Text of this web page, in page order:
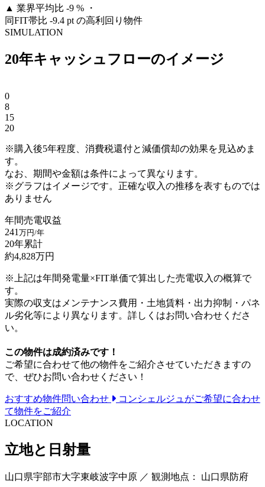
▲ 業界平均比 -9 % ・
同FIT帯比 -9.4 pt の高利回り物件
SIMULATION
20年キャッシュフローのイメージ
0
8
15
20
※購入後5年程度、消費税還付と減価償却の効果を見込めま
す。
なお、期間や金額は条件によって異なります。
※グラフはイメージです。正確な収入の推移を表すものでは
ありません
年間売電収益
241 万円/年
20年累計
約4,828万円
※上記は年間発電量×FIT単価で算出した売電収入の概算で
す。
実際の収支はメンテナンス費用・土地賃料・出力抑制・パネ
ル劣化等により異なります。詳しくはお問い合わせくださ
い。
この物件は成約済みです！
ご希望に合わせて他の物件をご紹介させていただきますの
で、ぜひお問い合わせください！
おすすめ物件問い合わせ
コンシェルジュがご希望に合わせ
て物件をご紹介
LOCATION
立地と日射量
山口県宇部市大字東岐波字中原 ／ 観測地点： 山口県防府